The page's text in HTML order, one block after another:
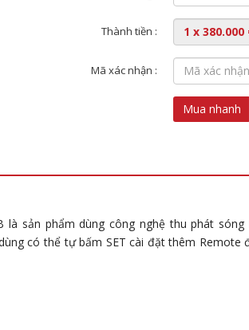
Thành tiền :
Mã xác nhận :
Mua nhanh
sản phẩm dùng công nghệ thu phát sóng
có thể tự bấm SET cài đặt thêm Remote